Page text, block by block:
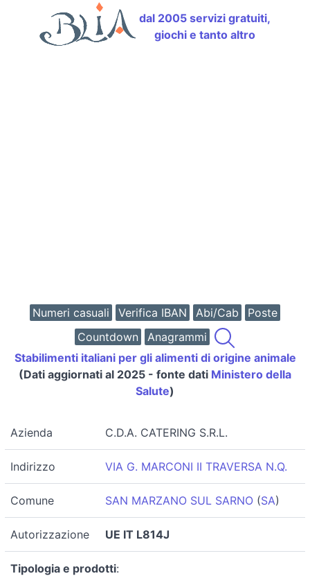
dal 2005 servizi gratuiti,
giochi e tanto altro
Numeri casuali Verifica IBAN Abi/Cab
Poste
Countdown
Anagrammi
Stabilimenti italiani per gli alimenti di origine animale
(Dati aggiornati al 2025 - fonte dati Ministero della
Salute)
Azienda C.D.A. CATERING S.R.L.
Indirizzo VIA G. MARCONI II TRAVERSA N.Q.
Comune SAN MARZANO SUL SARNO (SA)
Autorizzazione UE IT L814J
Tipologia e prodotti: